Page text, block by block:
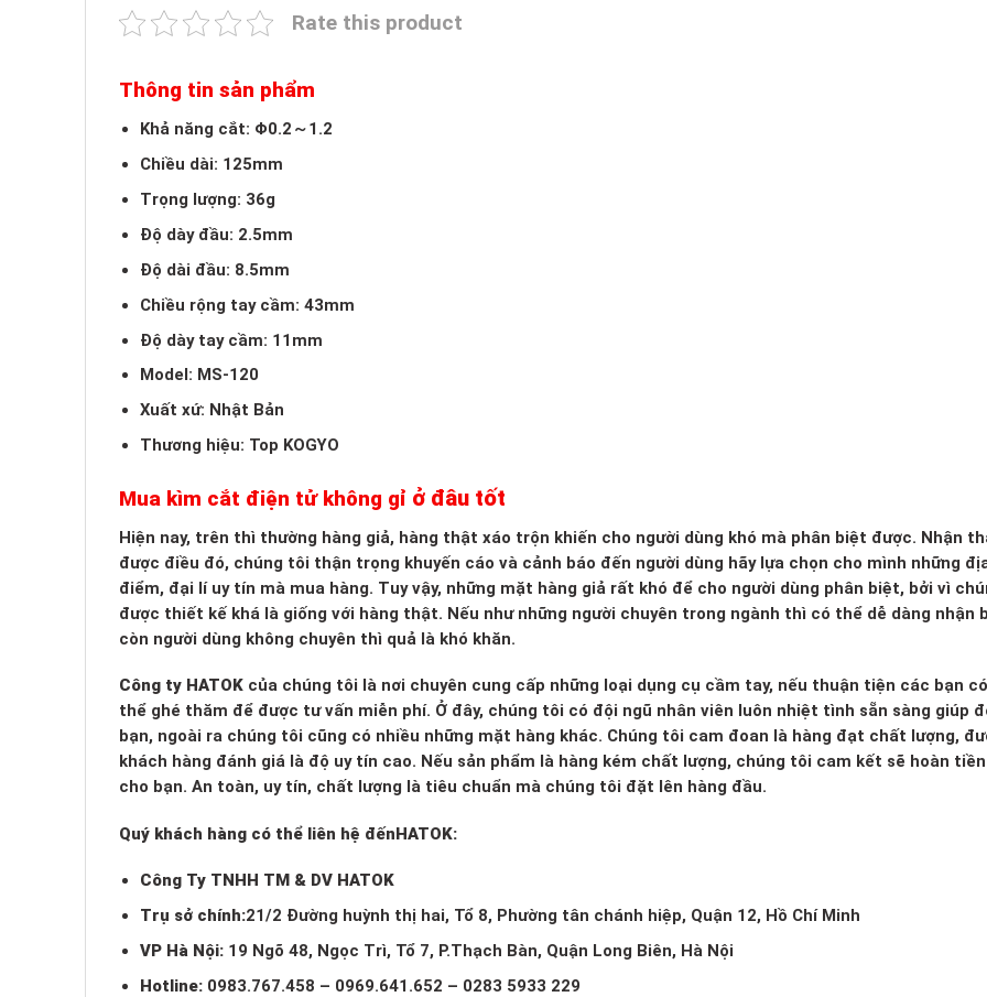
Rate this product
Thông tin sản phẩm
Khả năng cắt: Φ0.2～1.2
Chiều dài: 125mm
Trọng lượng: 36g
Độ dày đầu: 2.5mm
Độ dài đầu: 8.5mm
Chiều rộng tay cầm: 43mm
Độ dày tay cầm: 11mm
Model: MS-120
Xuất xứ: Nhật Bản
Thương hiệu: Top KOGYO
Mua kìm cắt điện tử không gỉ ở đâu tốt
Hiện nay, trên thì thường hàng giả, hàng thật xáo trộn khiến cho người dùng khó mà phân biệt được. Nhận
được điều đó, chúng tôi thận trọng khuyến cáo và cảnh báo đến người dùng hãy lựa chọn cho mình những
điểm, đại lí uy tín mà mua hàng. Tuy vậy, những mặt hàng giả rất khó để cho người dùng phân biệt, bởi vì
được thiết kế khá là giống với hàng thật. Nếu như những người chuyên trong ngành thì có thể dễ dàng nhận
còn người dùng không chuyên thì quả là khó khăn.
Công ty HATOK của chúng tôi là nơi chuyên cung cấp những loại dụng cụ cầm tay, nếu thuận tiện các bạn có
thể ghé thăm để được tư vấn miễn phí. Ở đây, chúng tôi có đội ngũ nhân viên luôn nhiệt tình sẵn sàng giúp
bạn, ngoài ra chúng tôi cũng có nhiều những mặt hàng khác. Chúng tôi cam đoan là hàng đạt chất lượng,
khách hàng đánh giá là độ uy tín cao. Nếu sản phẩm là hàng kém chất lượng, chúng tôi cam kết sẽ hoàn
cho bạn. An toàn, uy tín, chất lượng là tiêu chuẩn mà chúng tôi đặt lên hàng đầu.
Quý khách hàng có thể liên hệ đếnHATOK:
Công Ty TNHH TM & DV HATOK
Trụ sở chính:21/2 Đường huỳnh thị hai, Tổ 8, Phường tân chánh hiệp, Quận 12, Hồ Chí Minh
VP Hà Nội: 19 Ngõ 48, Ngọc Trì, Tổ 7, P.Thạch Bàn, Quận Long Biên, Hà Nội
Hotline: 0983.767.458 – 0969.641.652 – 0283 5933 229